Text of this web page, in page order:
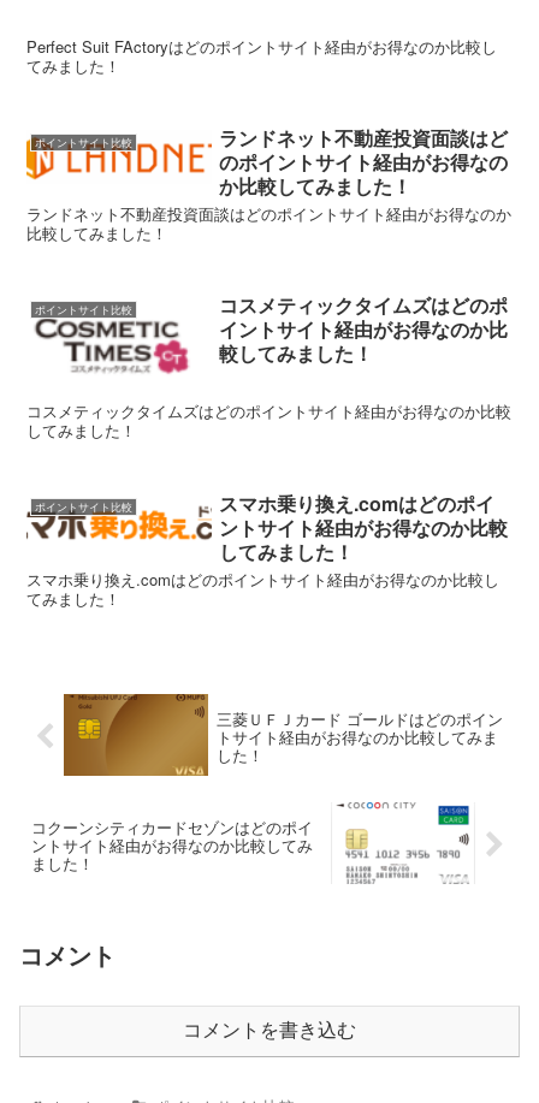
Perfect Suit FActoryはどのポイントサイト経由がお得なのか比較し
てみました！
ポイントサイト比較
ランドネット不動産投資面談はど
のポイントサイト経由がお得なの
か比較してみました！
ランドネット不動産投資面談はどのポイントサイト経由がお得なのか
比較してみました！
ポイントサイト比較
コスメティックタイムズはどのポ
イントサイト経由がお得なのか比
較してみました！
コスメティックタイムズはどのポイントサイト経由がお得なのか比較
してみました！
ポイントサイト比較
スマホ乗り換え.comはどのポイ
ントサイト経由がお得なのか比較
してみました！
スマホ乗り換え.comはどのポイントサイト経由がお得なのか比較し
てみました！
三菱ＵＦＪカード ゴールドはどのポイン
トサイト経由がお得なのか比較してみま
した！
コクーンシティカードセゾンはどのポイ
ントサイト経由がお得なのか比較してみ
ました！
コメント
コメントを書き込む